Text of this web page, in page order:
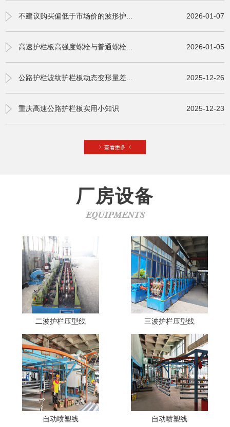
不建议购买偏低于市场价的波形护... 2026-01-07
高速护栏板高强度螺栓与普通螺栓... 2026-01-05
公路护栏波纹护栏板动态变形量差... 2025-12-26
重庆高速公路护栏板实用小知识 2025-12-23
厂房设备
EQUIPMENTS
二波护栏压型线 三波护栏压型线
自动喷塑线 自动喷塑线